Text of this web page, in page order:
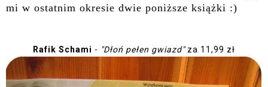
mi w ostatnim okresie dwie poniższe książki :)
Rafik Schami - "Dłoń pełen gwiazd"za 11,99 zł